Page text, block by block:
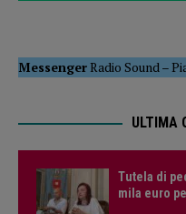
MessengerRadio Sound–
ULTIMA
Tutela di
mila euro